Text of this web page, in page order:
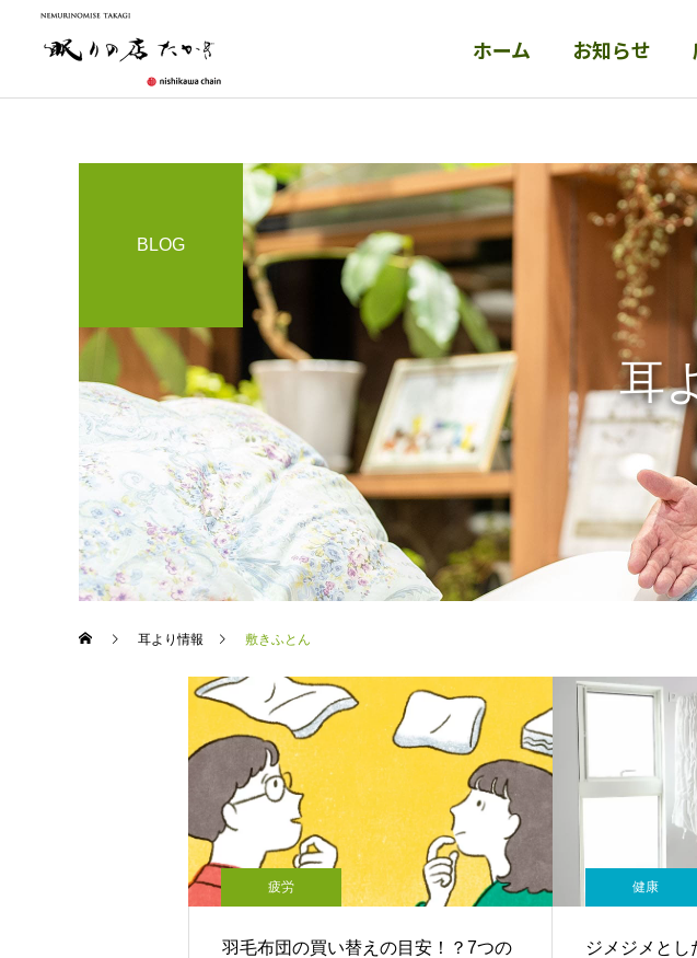
ホーム お知らせ
オーダー枕 マットレス
ウッドスプリング
ベッド
その他商品
睡眠コンサル
【枕で肩こり・首痛が楽に
なるの！？】
【 枕ってそんなに重要！
】
耳
BLOG
耳より情報 敷きふとん
疲労
羽毛布団の買い替えの目安！？7つの
健康
ジメジメと